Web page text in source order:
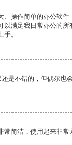
、操作简单的办公软件
以满足我日常办公的所
。
是不错的，但偶尔也
常简洁，使用起来非常